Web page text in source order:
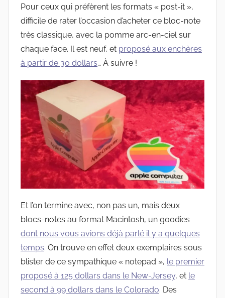
Pour ceux qui préfèrent les formats « post-it »,
difficile de rater l’occasion d’acheter ce bloc-note
très classique, avec la pomme arc-en-ciel sur
chaque face. Il est neuf, et proposé aux enchères
à partir de 30 dollars… À suivre !
Et l’on termine avec, non pas un, mais deux
blocs-notes au format Macintosh, un goodies
dont nous vous avions déjà parlé il y a quelques
temps. On trouve en effet deux exemplaires sous
blister de ce sympathique « notepad », le premier
proposé à 125 dollars dans le New-Jersey, et le
second à 99 dollars dans le Colorado. Des